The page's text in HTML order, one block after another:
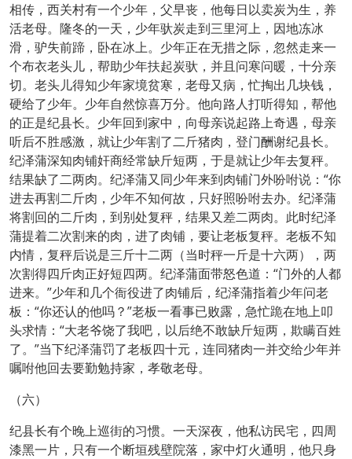
相传，西关村有一个少年，父早丧，他每日以卖炭为生，养
活老母。隆冬的一天，少年驮炭走到三里河上，因地冻冰
滑，驴失前蹄，卧在冰上。少年正在无措之际，忽然走来一
个布衣老头儿，帮助少年扶起炭驮，并且问寒问暖，十分亲
切。老头儿得知少年家境贫寒，老母又病，忙掏出几块钱，
硬给了少年。少年自然惊喜万分。他向路人打听得知，帮他
的正是纪县长。少年回到家中，向母亲说起路上奇遇，母亲
听后不胜感激，就让少年割了二斤猪肉，登门酬谢纪县长。
纪泽蒲深知肉铺奸商经常缺斤短两，于是就让少年去复秤。
结果缺了二两肉。纪泽蒲又同少年来到肉铺门外吩咐说：“你
进去再割二斤肉，少年不知何故，只好照吩咐去办。纪泽蒲
将割回的二斤肉，到别处复秤，结果又差二两肉。此时纪泽
蒲提着二次割来的肉，进了肉铺，要让老板复秤。老板不知
内情，复秤后说是三斤十二两（当时秤一斤是十六两），两
次割得四斤肉正好短四两。纪泽蒲面带怒色道：“门外的人都
进来。”少年和几个衙役进了肉铺后，纪泽蒲指着少年问老
板：“你还认的他吗？”老板一看事已败露，急忙跪在地上叩
头求情：“大老爷饶了我吧，以后绝不敢缺斤短两，欺瞒百姓
了。”当下纪泽蒲罚了老板四十元，连同猪肉一并交给少年并
嘱咐他回去要勤勉持家，孝敬老母。
（六）
纪县长有个晚上巡街的习惯。一天深夜，他私访民宅，四周
漆黑一片，只有一个断垣残壁院落，家中灯火通明，他只身